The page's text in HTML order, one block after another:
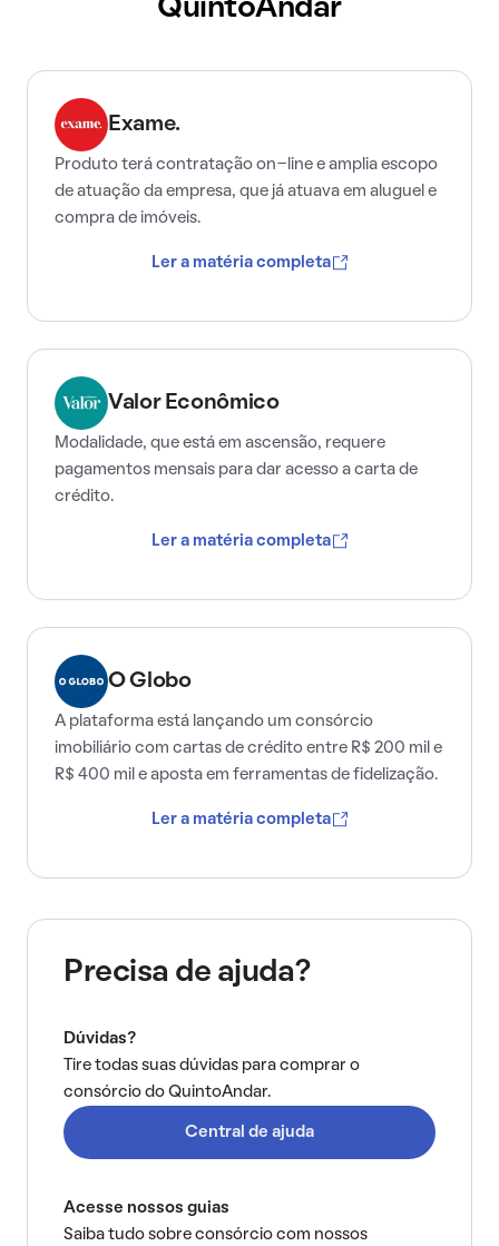
QuintoAndar
Exame.
Produto terá contratação on-line e amplia escopo
de atuação da empresa, que já atuava em aluguel e
compra de imóveis.
Ler a matéria completa
Valor Econômico
Modalidade, que está em ascensão, requere
pagamentos mensais para dar acesso a carta de
crédito.
Ler a matéria completa
O Globo
A plataforma está lançando um consórcio
imobiliário com cartas de crédito entre R$ 200 mil e
R$ 400 mil e aposta em ferramentas de fidelização.
Ler a matéria completa
Precisa de ajuda?
Dúvidas?
Tire todas suas dúvidas para comprar o
consórcio do QuintoAndar.
Central de ajuda
Acesse nossos guias
Saiba tudo sobre consórcio com nossos